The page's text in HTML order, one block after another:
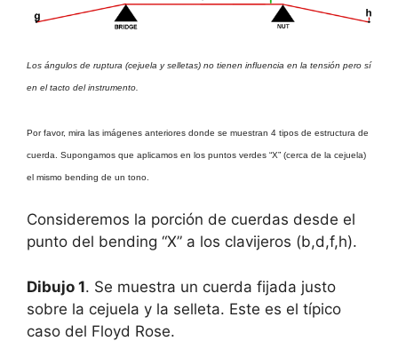
Los ángulos de ruptura (cejuela y selletas) no tienen influencia en la tensión pero sí
en el tacto del instrumento.
Por favor, mira las imágenes anteriores donde se muestran 4 tipos de estructura de
cuerda. Supongamos que aplicamos en los puntos verdes “X” (cerca de la cejuela)
el mismo bending de un tono.
Consideremos la porción de cuerdas desde el
punto del bending “X” a los clavijeros (b,d,f,h).
Dibujo 1. Se muestra un cuerda fijada justo
sobre la cejuela y la selleta. Este es el típico
caso del Floyd Rose.